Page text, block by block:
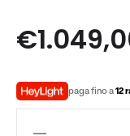
€
paga fino a12